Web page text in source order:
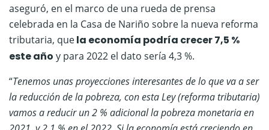
aseguró, en el marco de una rueda de prensa
celebrada en la Casa de Nariño sobre la nueva reforma
tributaria, quela economía podría crecer 7,5 %
este año y para 2022 el dato sería 4,3 %.
“Tenemos unas proyecciones interesantes de lo que va a ser
la reducción de la pobreza, con esta Ley (reforma tributaria)
vamos a reducir un 2 % adicional la pobreza monetaria en